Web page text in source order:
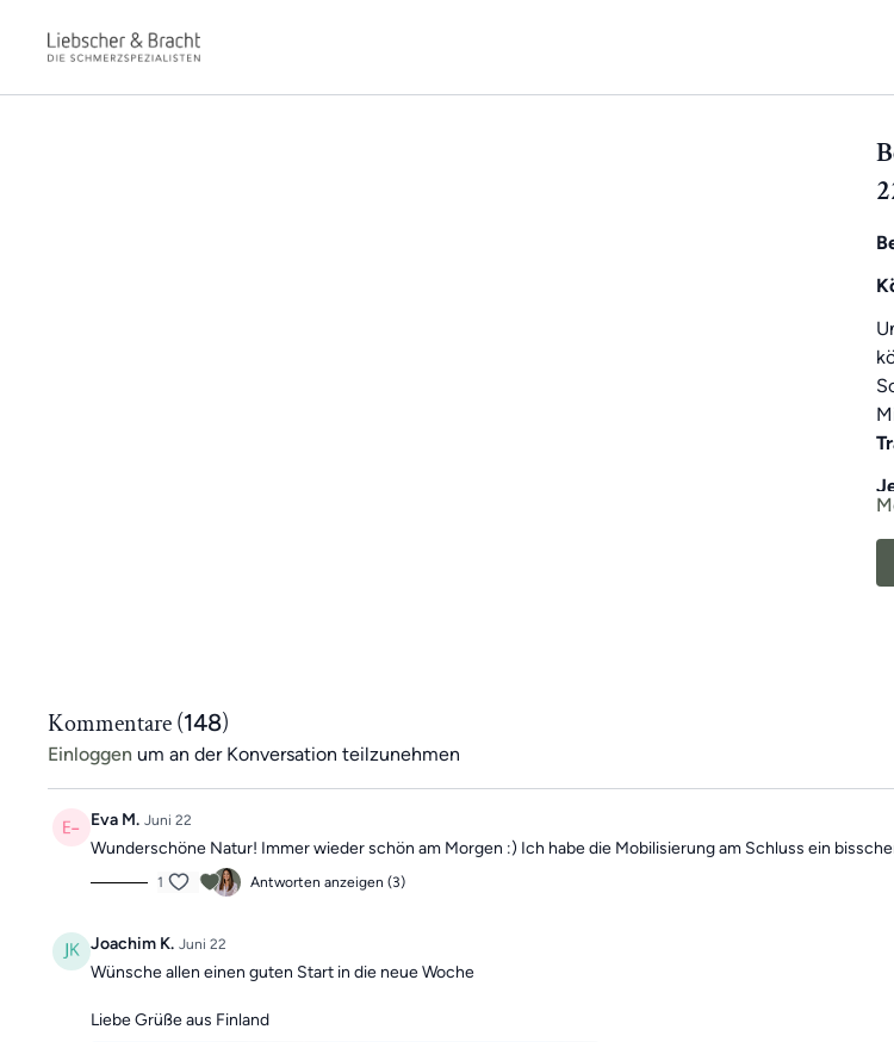
Kommentare (148)
Einloggen um an der Konversation teilzunehmen
Eva M. Juni 22
Wunderschöne Natur! Immer wieder schön am Morgen :) Ich habe die Mobilisierung am Schluss ein
1 Antworten anzeigen (3)
Joachim K. Juni 22
Wünsche allen einen guten Start in die neue Woche
Liebe Grüße aus Finland